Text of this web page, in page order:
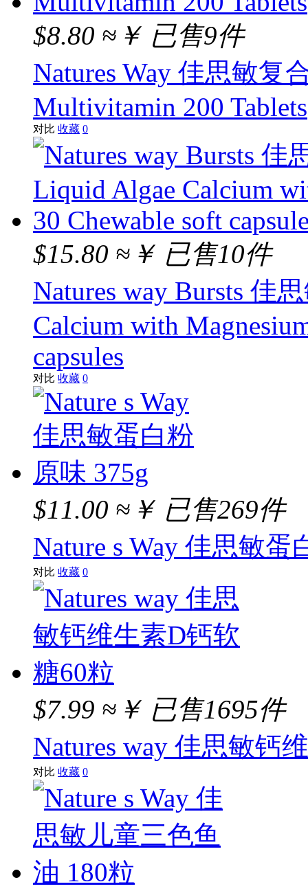
$8.80 ≈￥ 已售9件
Natures Way 佳思敏复
Multivitamin 200 Tablets
对比 收藏 0
$15.80 ≈￥ 已售10件
Natures way Bursts 佳
Calcium with
capsules
对比 收藏 0
$11.00 ≈￥ 已售269件
Nature s Way 佳思敏蛋
对比 收藏 0
$7.99 ≈￥ 已售1695件
Natures way 佳思敏钙
对比 收藏 0